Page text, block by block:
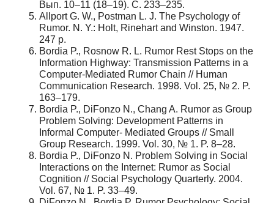
Вып. 10–11 (18–19). С. 233–235.
Allport G. W., Postman L. J. The Psychology of
Rumor. N. Y.: Holt, Rinehart and Winston. 1947.
247 р.
Bordia P., Rosnow R. L. Rumor Rest Stops on the
Information Highway: Transmission Patterns in a
Computer-Mediated Rumor Chain // Human
Communication Research. 1998. Vol. 25, № 2. P.
163–179.
Bordia P., DiFonzo N., Chang A. Rumor as Group
Problem Solving: Development Patterns in
Informal Computer- Mediated Groups // Small
Group Research. 1999. Vol. 30, № 1. P. 8–28.
Bordia P., DiFonzo N. Problem Solving in Social
Interactions on the Internet: Rumor as Social
Cognition // Social Psychology Quarterly. 2004.
Vol. 67, № 1. P. 33–49.